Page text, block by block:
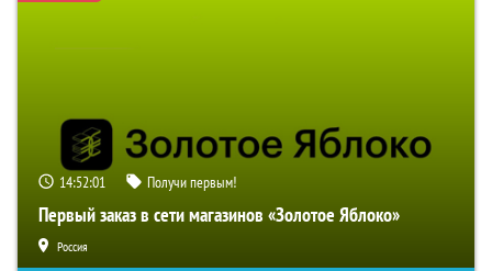
14:52:00 Получи первым!
Первый заказ в сети магазинов «Золотое Яблоко»
Россия